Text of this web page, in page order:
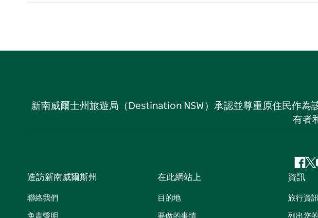
新南威爾士州旅遊局（Destination NSW）承認並尊重原住民作
有者
嘰
喳
喳
造訪新南威爾斯州
聯絡我們
免責聲明
在此網站上
目的地
要做的事情
資訊
旅行資
列出您